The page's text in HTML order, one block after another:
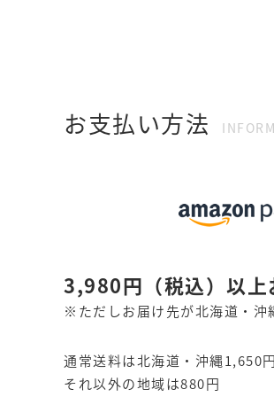
お支払い方法
3,980円 （税込） 以上
※ただしお届け先が北海道・沖
通常送料は北海道・沖縄1,650円
それ以外の地域は880円